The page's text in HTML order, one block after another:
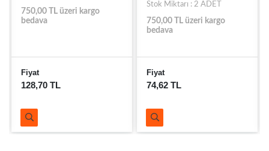
750,00 TL üzeri kargo
bedava
Fiyat
128,70 TL
Stok Miktarı : 2 ADET
750,00 TL üzeri kargo
bedava
Fiyat
74,62 TL